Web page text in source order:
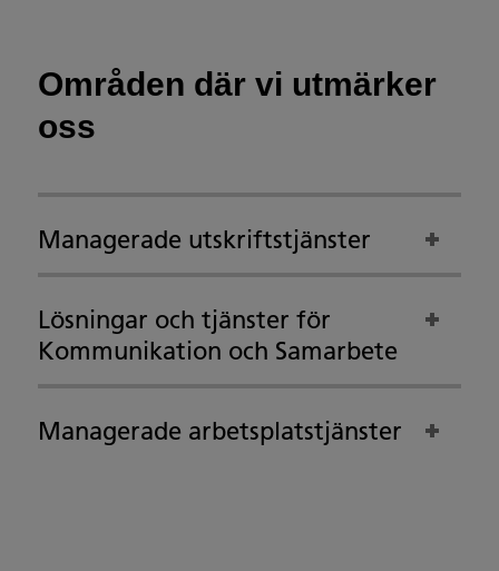
Områden där vi utmärker
oss
Managerade utskriftstjänster
Lösningar och tjänster för
Kommunikation och Samarbete
Managerade arbetsplatstjänster